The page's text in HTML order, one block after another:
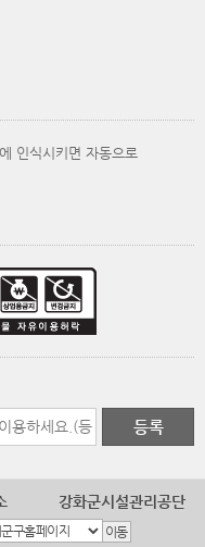
인식시키면 자동으로
강화군시설관리공단